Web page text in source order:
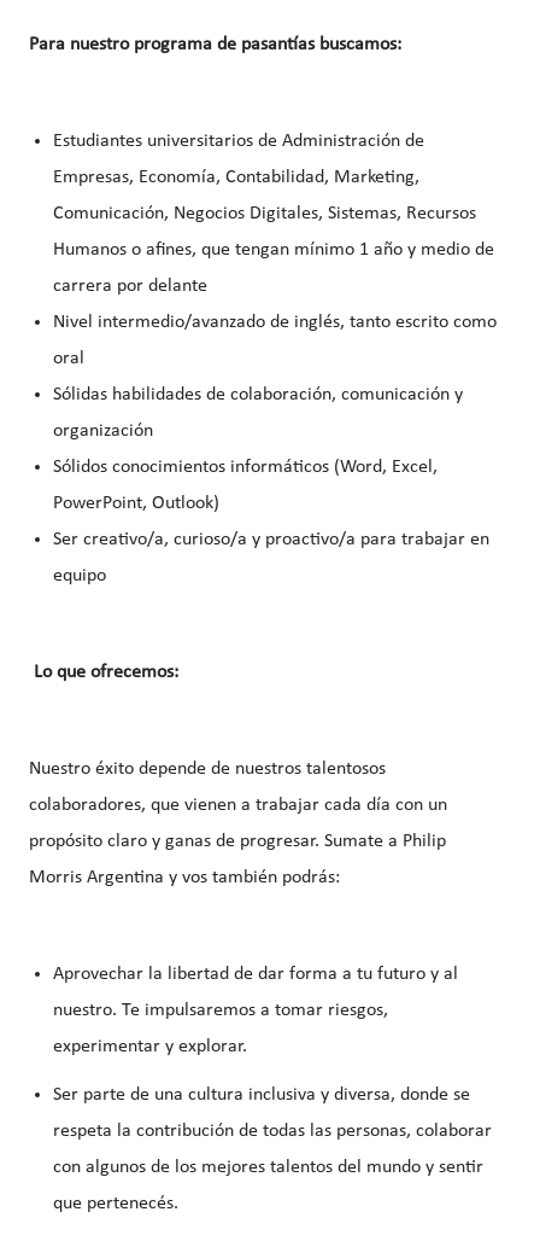
Para nuestro programa de pasantías buscamos:
Estudiantes universitarios de Administración de
Empresas, Economía, Contabilidad, Marketing,
Comunicación, Negocios Digitales, Sistemas, Recursos
Humanos o afines, que tengan mínimo 1 año y medio de
carrera por delante
Nivel intermedio/avanzado de inglés, tanto escrito como
oral
Sólidas habilidades de colaboración, comunicación y
organización
Sólidos conocimientos informáticos (Word, Excel,
PowerPoint, Outlook)
Ser creativo/a, curioso/a y proactivo/a para trabajar en
equipo
Lo que ofrecemos:
Nuestro éxito depende de nuestros talentosos
colaboradores, que vienen a trabajar cada día con un
propósito claro y ganas de progresar. Sumate a Philip
Morris Argentina y vos también podrás:
Aprovechar la libertad de dar forma a tu futuro y al
nuestro. Te impulsaremos a tomar riesgos,
experimentar y explorar.
Ser parte de una cultura inclusiva y diversa, donde se
respeta la contribución de todas las personas, colaborar
con algunos de los mejores talentos del mundo y sentir
que pertenecés.